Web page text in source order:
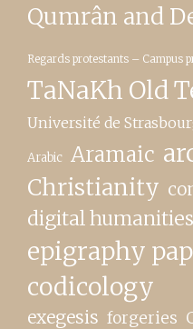
Qumrân and
Regards protestants – Campus
TaNaKh Old
Université de
Arabic Aramaic
Christianity
digital humanities
epigraphy
codicology
exegesis forgeries